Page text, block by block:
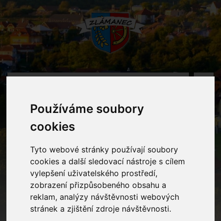
Používáme soubory
cookies
Tyto webové stránky používají soubory
cookies a další sledovací nástroje s cílem
vylepšení uživatelského prostředí,
zobrazení přizpůsobeného obsahu a
reklam, analýzy návštěvnosti webových
stránek a zjištění zdroje návštěvnosti.
Oznámení
Home Oznámení Termíny svozu odpadu v roce 2020
Termíny svozu odpadu v roce
2020